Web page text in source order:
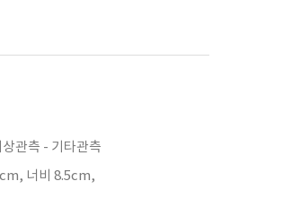
관측 - 기타관측
너비 8.5cm,